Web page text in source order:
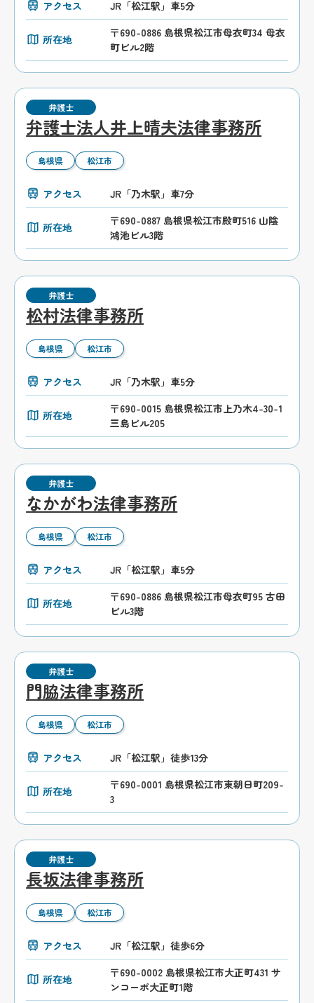
アクセス JR「松江駅」車5分
所在地
〒690-0886 島根県松江市母衣町34 母衣
町ビル2階
弁護士
弁護士法人井上晴夫法律事務所
島根県 松江市
アクセス JR「乃木駅」車7分
所在地
〒690-0887 島根県松江市殿町516 山陰
鴻池ビル3階
弁護士
松村法律事務所
島根県 松江市
アクセス JR「乃木駅」車5分
所在地
〒690-0015 島根県松江市上乃木4-30-1
三島ビル205
弁護士
なかがわ法律事務所
島根県 松江市
アクセス JR「松江駅」車5分
所在地
〒690-0886 島根県松江市母衣町95 古田
ビル3階
弁護士
門脇法律事務所
島根県 松江市
アクセス JR「松江駅」徒歩13分
所在地
〒690-0001 島根県松江市東朝日町209-
3
弁護士
長坂法律事務所
島根県 松江市
アクセス JR「松江駅」徒歩6分
所在地
〒690-0002 島根県松江市大正町431 サ
ンコーポ大正町1階